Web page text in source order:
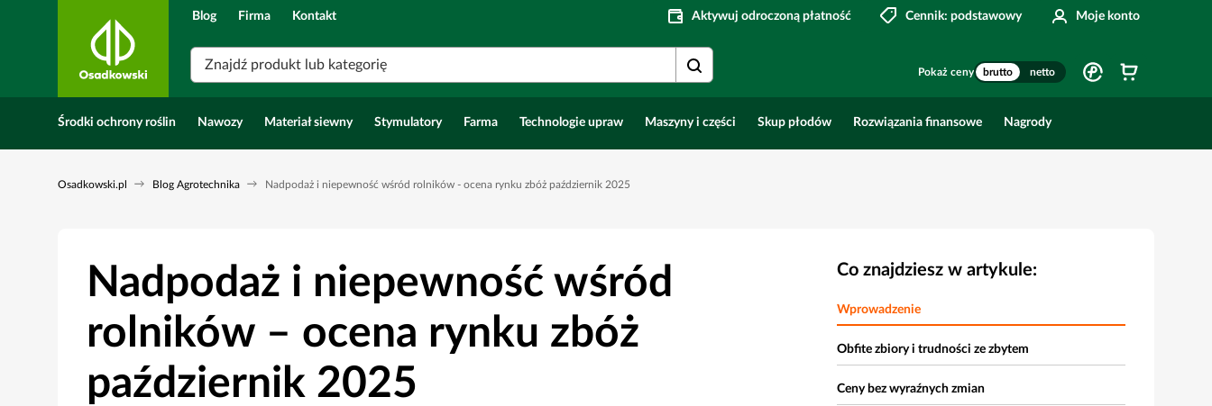
Blog Firma Kontakt Aktywuj odroczoną płatność Cennik: podstawowy Moje konto
Znajdź produkt lub kategorię Pokaż ceny brutto netto
Środki ochrony roślin Nawozy Materiał siewny Stymulatory Farma Technologie upraw Maszyny i części Skup płodów Rozwiązania finansowe Nagrody
Osadkowski.pl Blog Agrotechnika Nadpodaż i niepewność wśród rolników - ocena rynku zbóż październik 2025
Nadpodaż i niepewność wśród
rolników – ocena rynku zbóż
październik 2025
Co znajdziesz w artykule:
Wprowadzenie
Obfite zbiory i trudności ze zbytem
Ceny bez wyraźnych zmian